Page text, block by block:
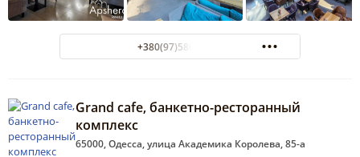
+380(97)580-77-55
Grand cafe, банкетно-ресторанный
комплекс
65000, Одесса, улица Академика Королева, 85-а